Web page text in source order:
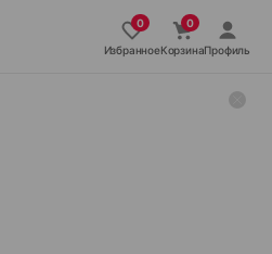
ИзбранноеКорзинаПрофиль